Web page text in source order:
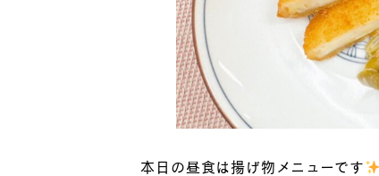
本日の昼食は揚げ物メニューです